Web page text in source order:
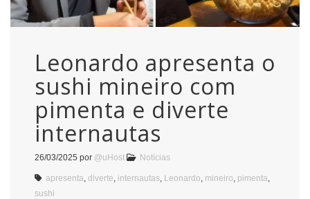
Leonardo apresenta o
sushi mineiro com
pimenta e diverte
internautas
26/03/2025 por @uHost Notícias
apresenta diverte internautas Leonardo mineiro pimenta
sushi